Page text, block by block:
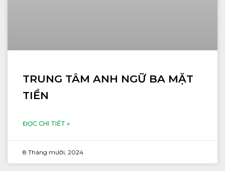
TRUNG TÂM ANH NGỮ BA MẶT
TIỀN
ĐỌC CHI TIẾT »
8 Tháng mười, 2024